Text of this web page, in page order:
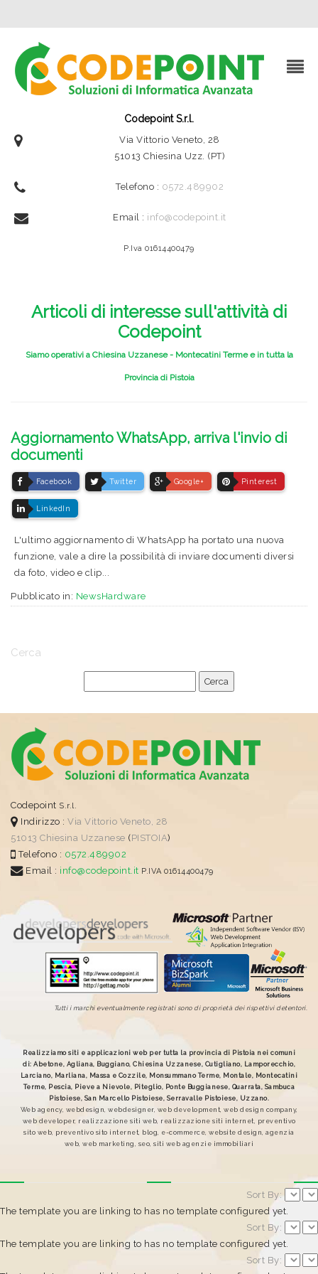
Codepoint S.r.l.
Via Vittorio Veneto, 28
51013 Chiesina Uzz. (PT)
Telefono : 0572.489902
Email : info@codepoint.it
P.Iva 01614400479
Articoli di interesse sull'attività di
Codepoint
Siamo operativi a Chiesina Uzzanese - Montecatini Terme e in tutta la
Provincia di Pistoia
Aggiornamento WhatsApp, arriva l'invio di
documenti
Facebook Twitter Google+ Pinterest
LinkedIn
L'ultimo aggiornamento di WhatsApp ha portato una nuova
funzione, vale a dire la possibilità di inviare documenti diversi
da foto, video e clip...
Pubblicato in: NewsHardware
Cerca
Codepoint S.r.l.
Indirizzo : Via Vittorio Veneto, 28
51013 Chiesina Uzzanese (PISTOIA)
Telefono : 0572.489902
Email : info@codepoint.it P.IVA 01614400479
Tutti i marchi eventualmente registrati sono di proprietà dei rispettivi detentori.
Realizziamo siti e applicazioni web per tutta la provincia di Pistoia nei comuni
di: Abetone, Agliana, Buggiano, Chiesina Uzzanese, Cutigliano, Lamporecchio,
Larciano, Marliana, Massa e Cozzile, Monsummano Terme, Montale, Montecatini
Terme, Pescia, Pieve a Nievole, Piteglio, Ponte Buggianese, Quarrata, Sambuca
Pistoiese, San Marcello Pistoiese, Serravalle Pistoiese, Uzzano.
Web agency, webdesign, webdesigner, web development, web design company,
web developer, realizzazione siti web, realizzazione siti internet, preventivo
sito web, preventivo sito internet, blog, e-commerce, website design, agenzia
web, web marketing, seo, siti web agenzie immobiliari
Sort By:
The template you are linking to has no template configured yet.
Sort By:
The template you are linking to has no template configured yet.
Sort By: